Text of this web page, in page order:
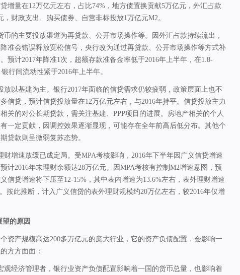
增量在12万亿元左右，占比74%，地方债置换贡献5万亿元，外汇占款
，财政支出、购买债券、自营非标投放1万亿元M2。
币的主要投放渠道为再贷款、公开市场操作等。因外汇占款持续流出，
准会错误释放宽松信号，央行改为通过再贷款、公开市场操作等方式补
预计2017年降准1次，超额存款准备金率低于2016年上半年，在1.8-
行间流动性紧于2016年上半年。
放以基建为主。银行2017年面临的信贷需求仍较疲弱，政策层面上也不
信贷，预计信贷投放量在12万亿元左右，与2016年持平。信贷投放主力
关的对公长期贷款，需关注基建、PPP项目的进展。房地产相关的个人
一定贡献，因调控效果逐渐显现，可能存在全年前高后低分布。其他个
贷款则呈微弱复苏态势。
财增速放缓已成定局。受MPA考核影响，2016年下半年因广义信贷增速
计2016年末理财余额达28万亿元。因MPA考核有控制M2增速意图，预
信贷增速将下压至12-15%，其中表内增速为13.6%左右，表外理财增速
按此推断，计入广义信贷的表外理财规模约20万亿左右，较2016年仅增
望的原因
资产规模高达200多万亿元的庞大行业，它的资产负债配置，会影响一
方方面面：
观经济管理者，银行业资产负债配置影响着一国的货币总量，也影响着